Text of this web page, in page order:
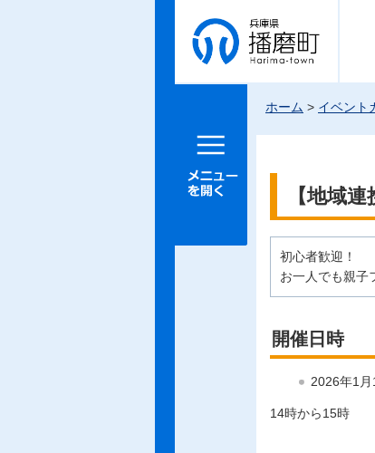
兵庫県 播
磨町
メニュー
ホーム > イベント
【地域
初心者歓迎！
お一人でも親子
開催日時
2026年1月
14時から15時